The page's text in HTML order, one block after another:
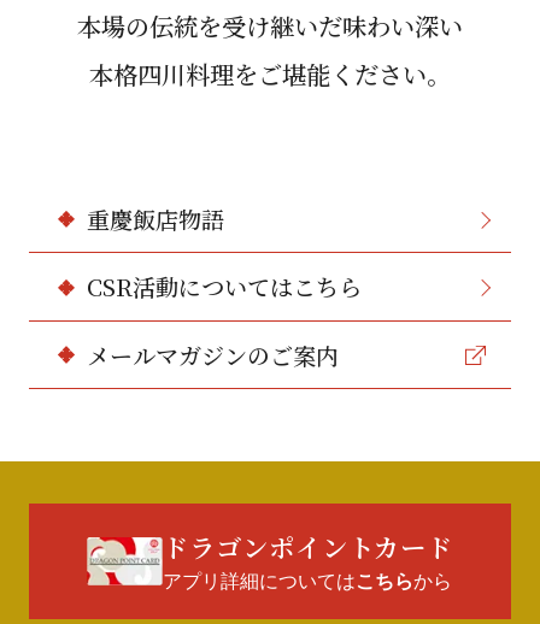
本場の伝統を受け継いだ味わい深い
本格四川料理をご堪能ください。
重慶飯店物語
CSR活動についてはこちら
メールマガジンのご案内
ドラゴンポイントカード
アプリ詳細についてはこちらから